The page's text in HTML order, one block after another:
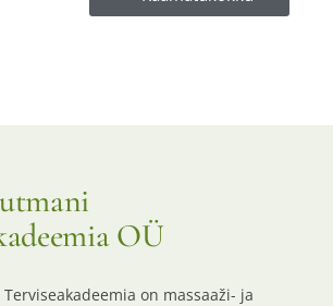
OÜ
on massaaži- ja